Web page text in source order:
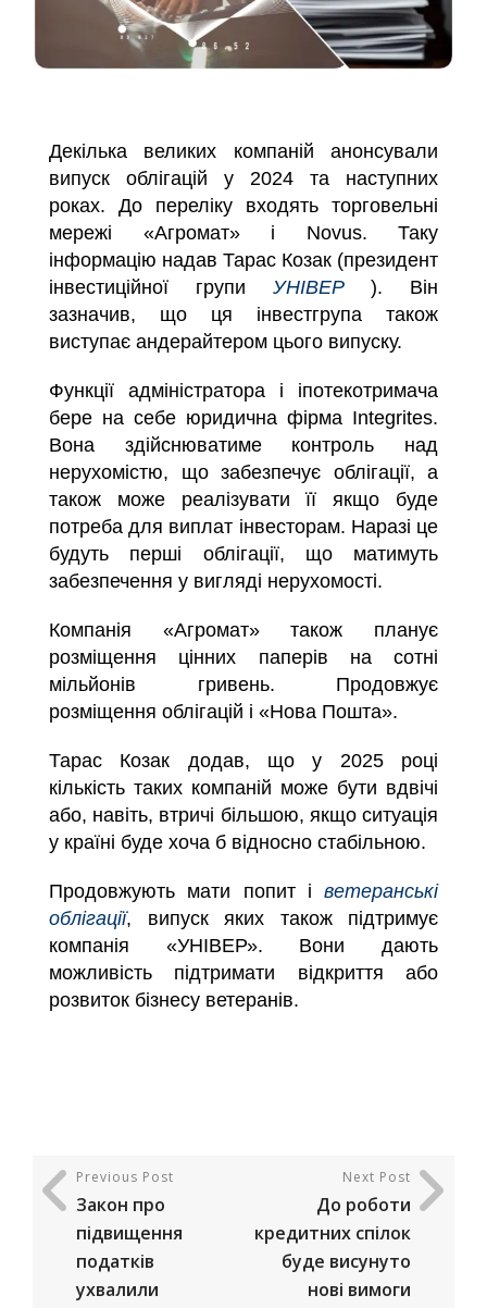
Декілька великих компаній анонсували
випуск облігацій у 2024 та наступних
роках. До переліку входять торговельні
мережі «Агромат» і Novus. Таку
інформацію надав Тарас Козак (президент
інвестиційної групи УНІВЕР). Він
зазначив, що ця інвестгрупа також
виступає андерайтером цього випуску.
Функції адміністратора і іпотекотримача
бере на себе юридична фірма Integrites.
Вона здійснюватиме контроль над
нерухомістю, що забезпечує облігації, а
також може реалізувати її якщо буде
потреба для виплат інвесторам. Наразі це
будуть перші облігації, що матимуть
забезпечення у вигляді нерухомості.
Компанія «Агромат» також планує
розміщення цінних паперів на сотні
мільйонів гривень. Продовжує
розміщення облігацій і «Нова Пошта».
Тарас Козак додав, що у 2025 році
кількість таких компаній може бути вдвічі
або, навіть, втричі більшою, якщо ситуація
у країні буде хоча б відносно стабільною.
Продовжують мати попит і ветеранські
облігації, випуск яких також підтримує
компанія «УНІВЕР». Вони дають
можливість підтримати відкриття або
розвиток бізнесу ветеранів.
Previous Post
Закон про
підвищення
податків
ухвалили
Next Post
До роботи
кредитних спілок
буде висунуто
нові вимоги